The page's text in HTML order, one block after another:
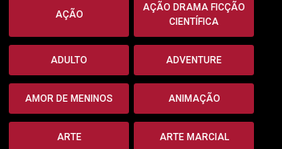
AÇÃO
AÇÃO DRAMA FICÇÃO
CIENTÍFICA
ADULTO ADVENTURE
AMOR DE MENINOS ANIMAÇÃO
ARTE ARTE MARCIAL